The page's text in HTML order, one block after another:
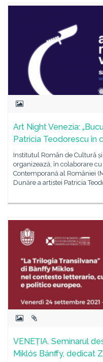
Art Night Venezia:
Patricia Teodorescu în
Institutul Român de Cultură
organizează, în colaborare
Contemporană al României
Dunăre a artistei Patricia
VENEȚIA. Seminarul
Miklós Bánffy, dedicat